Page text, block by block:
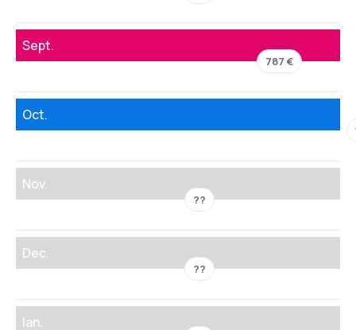
Sept.
787 €
Oct.
Nov.
??
Dec.
??
Ian.